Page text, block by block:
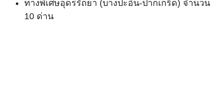
ทางพิเศษอุดรรัถยา (บางปะอิน-ปากเกร็ด) จำนวน
10 ด่าน